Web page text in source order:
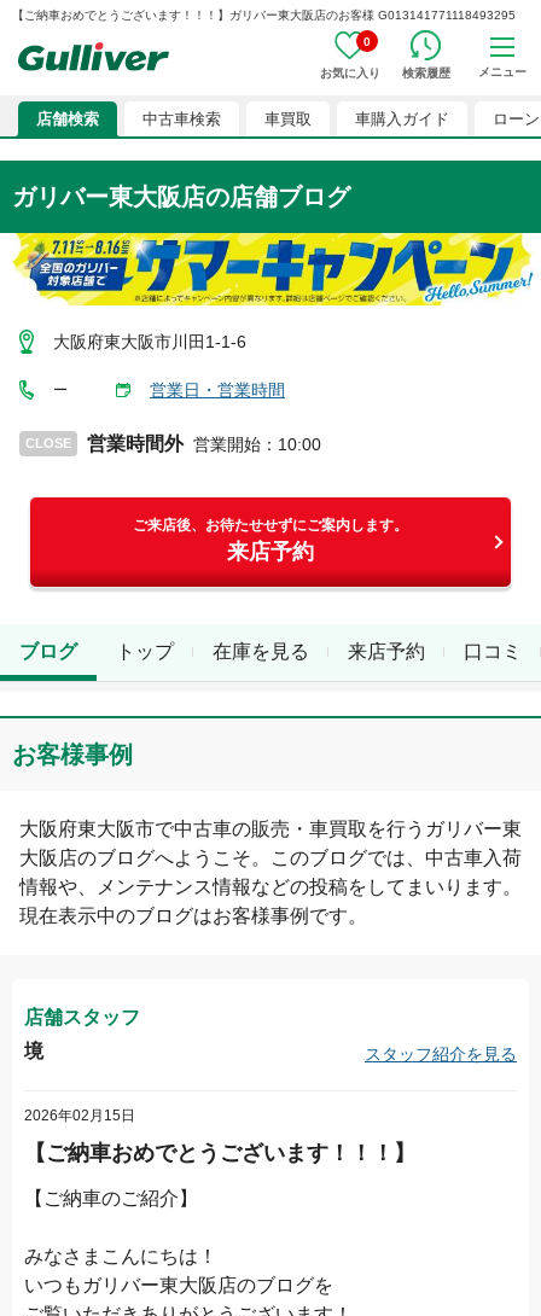
【ご納車おめでとうございます！！！】ガリバー東大阪店のお客様 G013141771118493295
0
お気に入り 検索履歴 メニュー
店舗検索 中古車検索 車買取 車購入ガイド ローン
ガリバー東大阪店の店舗ブログ
大阪府東大阪市川田1-1-6
ー 営業日・営業時間
CLOSE 営業時間外 営業開始 ： 10:00
ご来店後、お待たせせずにご案内します。
来店予約
トップ 在庫を見る 来店予約 口コミ
ブログ
お客様事例
大阪府東大阪市で中古車の販売・車買取を行う ガリバー東
大阪店のブログへようこそ。このブログでは、中古車入荷
情報や、メンテナンス情報などの投稿をしてまいります。
現在表示中のブログはお客様事例 です。
店舗スタッフ
境
スタッフ紹介を見る
2026年02月15日
【ご納車おめでとうございます！！！】
【ご納車のご紹介】
みなさまこんにちは！
いつもガリバー東大阪店のブログを